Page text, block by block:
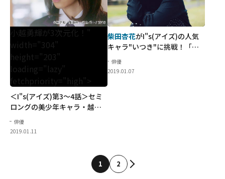
小越勇輝が3次元化！"
width="304"
height="203"
loading="lazy"
fetchpriority="high">
＜I"s(アイズ)第3～4話＞セミ
ロングの美少年キャラ・越苗
純を
俳優
2019.01.11
柴田杏花がI"s(アイズ)の人気
キャラ"いつき"に挑戦！「演
じる上で原作からヒントをも
らうのをやめました」
俳優
2019.01.07
1 2